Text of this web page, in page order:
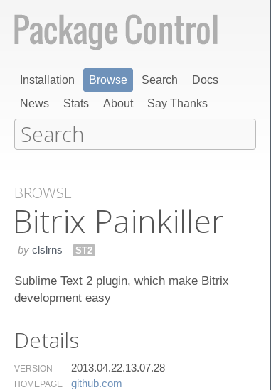
Installation Browse Search
Docs
News
Stats About Say Thanks
BROWSE
Bitrix Painkiller
by clslrns ST2
Sublime Text 2 plugin, which make Bitrix
development easy
Details
VERSION 2013.04.22.13.07.28
HOMEPAGE github.​com